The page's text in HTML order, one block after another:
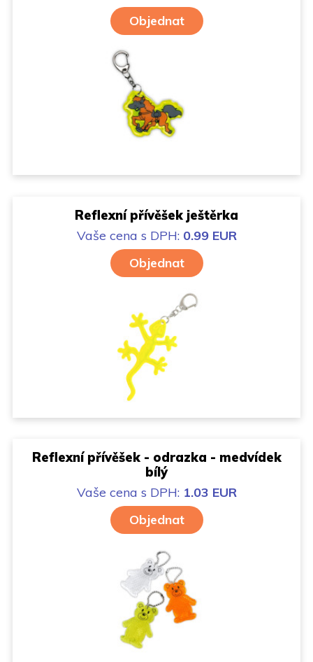
Objednat
Reflexní přívěšek ještěrka
Vaše cena s DPH: 0.99 EUR
Objednat
Reflexní přívěšek - odrazka - medvídek
bílý
Vaše cena s DPH: 1.03 EUR
Objednat